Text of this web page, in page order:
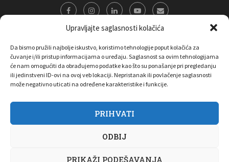
Upravljajte saglasnosti kolačića
Da bismo pružili najbolje iskustvo, koristimo tehnologije poput kolačića za
čuvanje i/ili pristup informacijama o uređaju. Saglasnost sa ovim tehnologijama
će nam omogućiti da obrađujemo podatke kao što su ponašanje pri pregledanju
ili jedinstveni ID-ovi na ovoj veb lokaciji. Nepristanak ili povlačenje saglasnosti
može negativno uticati na određene karakteristike i funkcije.
PRIHVATI
ODBIJ
PRIKAŽI PODEŠAVANJA
O nama Marketing Kontakt FAQ
Privatnost korisnika
Pravila korišćenja